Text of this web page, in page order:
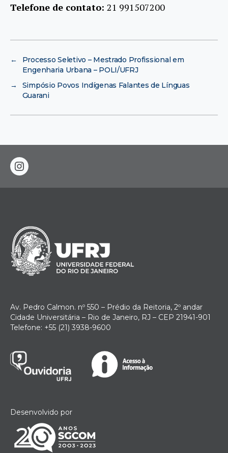
Telefone de contato: 21 991507200
←
Processo Seletivo – Mestrado Profissional em
Engenharia Urbana – POLI/UFRJ
→
Simpósio Povos Indígenas Falantes de Línguas
Guarani
instagram
Av. Pedro Calmon. nº 550 – Prédio da Reitoria, 2º andar
Cidade Universitária – Rio de Janeiro, RJ – CEP 21941-901
Telefone: +55 (21) 3938-9600
Desenvolvido por